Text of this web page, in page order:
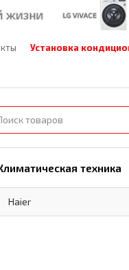
Установка
техника
Haier